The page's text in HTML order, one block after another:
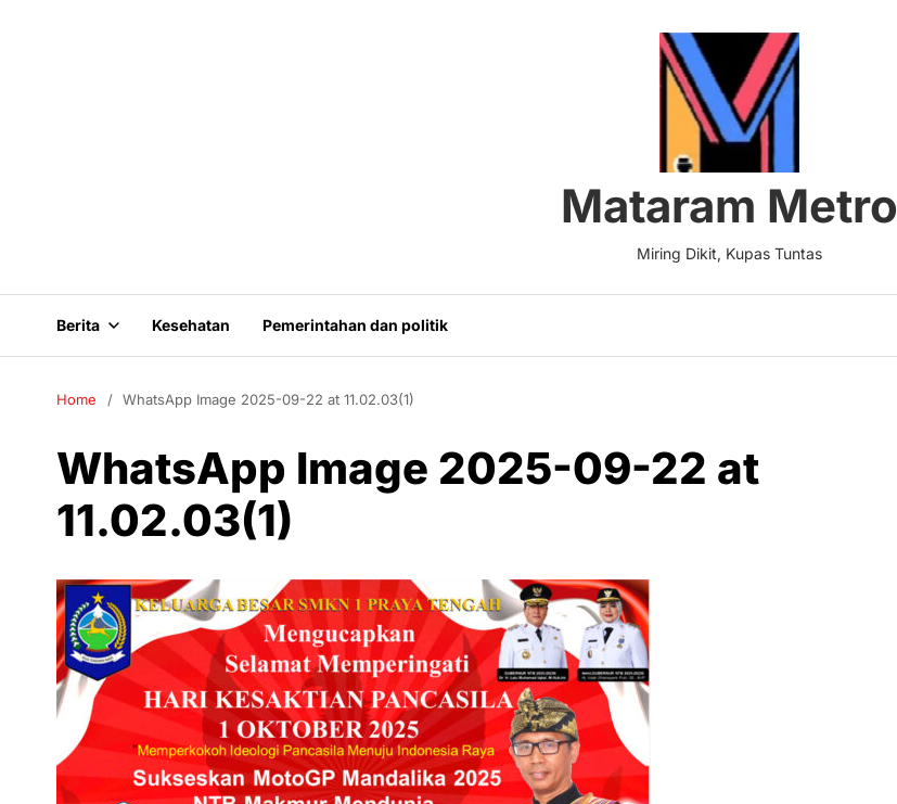
Mataram Metro
Miring Dikit, Kupas Tuntas
Berita Kesehatan Pemerintahan dan politik
Home WhatsApp Image 2025-09-22 at 11.02.03(1)
WhatsApp Image 2025-09-22 at
11.02.03(1)